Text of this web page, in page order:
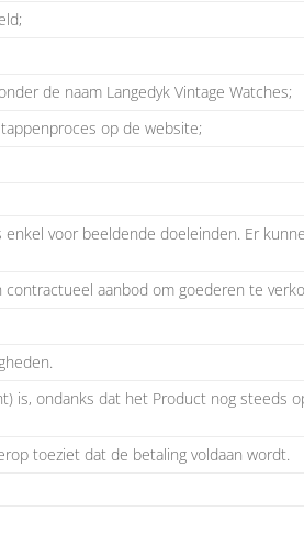
de naam Langedyk Vintage Watches;
op de website;
voor beeldende doeleinden. Er
aanbod om goederen te
is, ondanks dat het Product nog steeds
toeziet dat de betaling voldaan wordt.